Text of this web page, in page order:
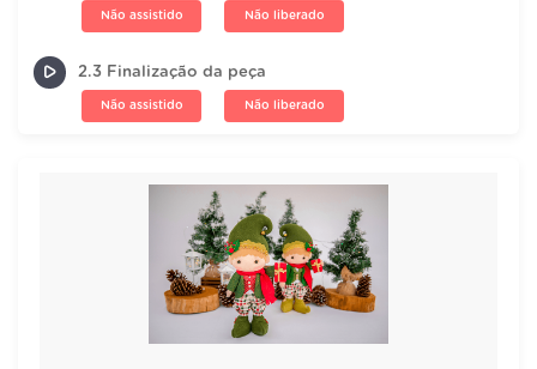
Não assistido Não liberado
2.3 Finalização da peça
Não assistido Não liberado